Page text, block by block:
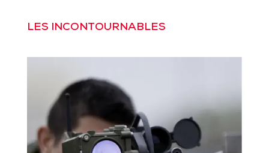
LES INCONTOURNABLES